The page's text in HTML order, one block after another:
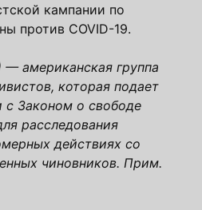
кампании по
против COVID-19.
— американская группа
которая подает
с Законом о свободе
расследования
действиях со
чиновников. Прим.